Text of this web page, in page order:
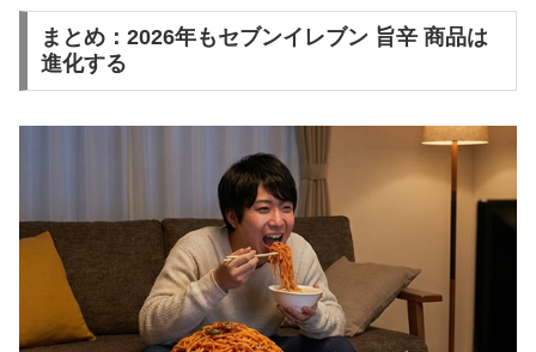
まとめ：2026年もセブンイレブン 旨辛 商品は
進化する